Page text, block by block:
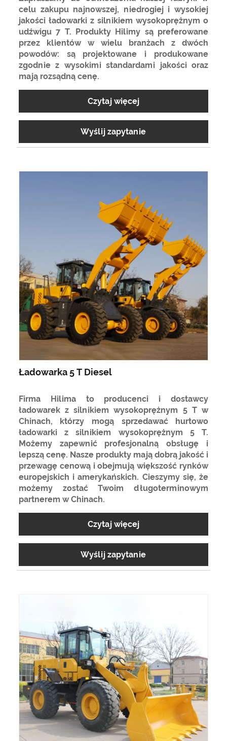
celu zakupu najnowszej, niedrogiej i wysokiej
jakości ładowarki z silnikiem wysokoprężnym o
udźwigu 7 T. Produkty Hilimy są preferowane
przez klientów w wielu branżach z dwóch
powodów: są projektowane i produkowane
zgodnie z wysokimi standardami jakości oraz
mają rozsądną cenę.
Czytaj więcej
Wyślij zapytanie
Ładowarka 5 T Diesel
Firma Hilima to producenci i dostawcy
ładowarek z silnikiem wysokoprężnym 5 T w
Chinach, którzy mogą sprzedawać hurtowo
ładowarki z silnikiem wysokoprężnym 5 T.
Możemy zapewnić profesjonalną obsługę i
lepszą cenę. Nasze produkty mają dobrą jakość i
przewagę cenową i obejmują większość rynków
europejskich i amerykańskich. Cieszymy się, że
możemy zostać Twoim długoterminowym
partnerem w Chinach.
Czytaj więcej
Wyślij zapytanie